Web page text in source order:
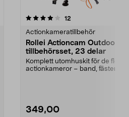
12
Actionkameratillbehör
Rollei Actioncam Outdoor
tillbehörsset, 23 delar
Komplett utomhuskit för de flesta
actionkameror – band, fästen och
349,00
0.0 av 5 stjärnor